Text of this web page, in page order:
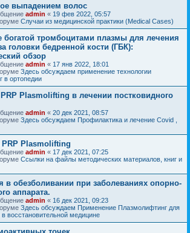
выпадением волос
admin « 19 фев 2022, 05:57
Случаи из медицинской практики (Medical Cases)
богатой тромбоцитами плазмы для лечения
головки бедренной кости (ГБК):
обзор
admin « 17 янв 2022, 18:01
Здесь обсуждаем применение технологии
в ортопедии
Plasmolifting в лечении постковидного
admin « 20 дек 2021, 08:57
Здесь обсуждаем Профилактика и лечение Covid ,
PRP Plasmolifting
admin « 17 дек 2021, 07:25
Ссылки на файлы методических материалов, книг и
в обезболивании при заболеваниях опорно-
аппарата.
admin « 16 дек 2021, 09:23
Здесь обсуждаем Применение Плазмолифтинг для
в восстановительной медицине
точек